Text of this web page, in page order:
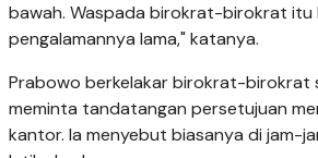
bawah. Waspada birokrat-birokrat itu
pengalamannya lama," katanya.
Prabowo berkelakar birokrat-birokrat
meminta tandatangan persetujuan
kantor. Ia menyebut biasanya di jam-